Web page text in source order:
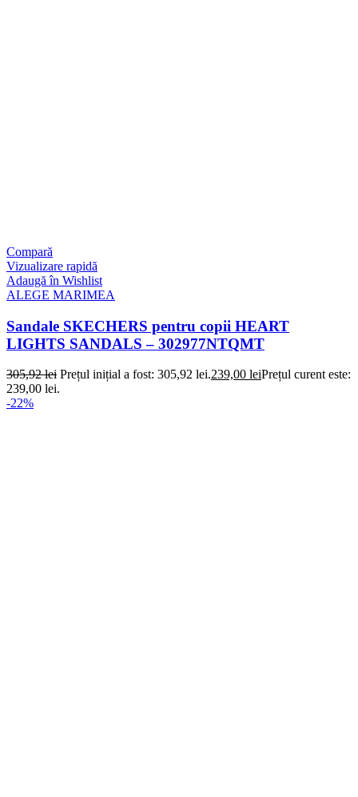
Compară
Vizualizare rapidă
Adaugă în Wishlist
ALEGE MARIMEA
Sandale SKECHERS pentru copii HEART
LIGHTS SANDALS – 302977NTQMT
305,92lei Prețul inițial a fost: 305,92 lei.239,00 leiPrețul curent este:
239,00 lei.
-22%